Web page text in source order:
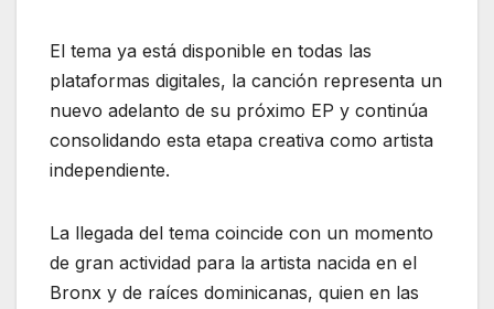
El tema ya está disponible en todas las
plataformas digitales, la canción representa un
nuevo adelanto de su próximo EP y continúa
consolidando esta etapa creativa como artista
independiente.
La llegada del tema coincide con un momento
de gran actividad para la artista nacida en el
Bronx y de raíces dominicanas, quien en las